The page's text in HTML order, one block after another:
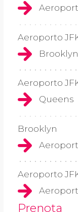
Aeroporto
Brooklyn
Aeroporto
Queens
Brooklyn
Aeroporto
Prenota